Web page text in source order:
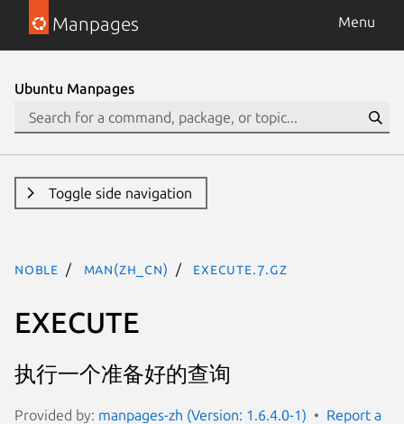
Manpages Menu
Ubuntu Manpages
Toggle side navigation
noble man(zh_CN) execute.7.gz
EXECUTE
执行一个准备好的查询
Provided by: manpages-zh (Version: 1.6.4.0-1)
Report a